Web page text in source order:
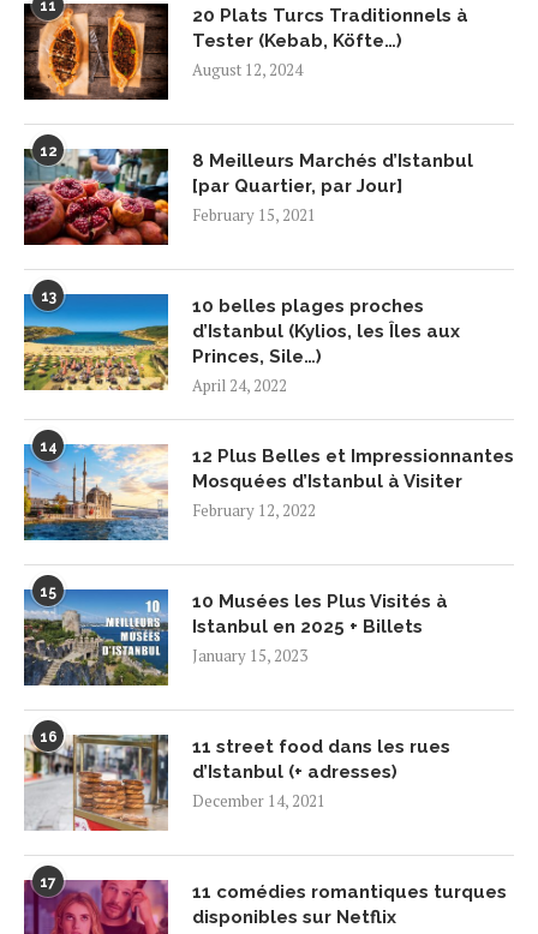
11
20 Plats Turcs Traditionnels à
Tester (Kebab, Köfte…)
August 12, 2024
12
8 Meilleurs Marchés d’Istanbul
[par Quartier, par Jour]
February 15, 2021
13
10 belles plages proches
d’Istanbul (Kylios, les Îles aux
Princes, Sile…)
April 24, 2022
14
12 Plus Belles et Impressionnantes
Mosquées d’Istanbul à Visiter
February 12, 2022
15
10 Musées les Plus Visités à
Istanbul en 2025 + Billets
January 15, 2023
16
11 street food dans les rues
d’Istanbul (+ adresses)
December 14, 2021
17
11 comédies romantiques turques
disponibles sur Netflix